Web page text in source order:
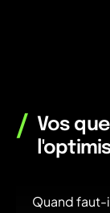
/ Vos
Quand faut-